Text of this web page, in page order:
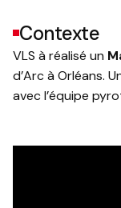
Contexte
VLS à réalisé un
d’Arc à Orléans.
avec l’équipe